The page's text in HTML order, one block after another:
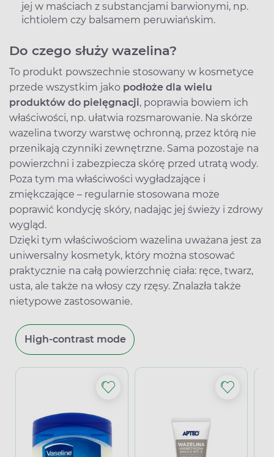
jej w maściach z substancjami barwionymi, np.
ichtiolem czy balsamem peruwiańskim.
Do czego służy wazelina?
To produkt powszechnie stosowany w kosmetyce
przede wszystkim jako podłoże dla wielu
produktów do pielęgnacji, poprawia bowiem ich
właściwości, np. ułatwia rozsmarowanie. Na skórze
wazelina tworzy warstwę ochronną, przez którą nie
przenikają czynniki zewnętrzne. Sama pozostaje na
powierzchni i zabezpiecza skórę przed utratą wody.
Poza tym ma właściwości wygładzające i
zmiękczające – regularnie stosowana może
poprawić kondycję skóry, nadając jej świeży i zdrowy
wygląd.
Dzięki tym właściwościom wazelina uważana jest za
uniwersalny kosmetyk, który można stosować
praktycznie na całą powierzchnię ciała: ręce, twarz,
usta, ale także na włosy czy rzęsy. Znalazła także
nietypowe zastosowanie.
High-contrast mode